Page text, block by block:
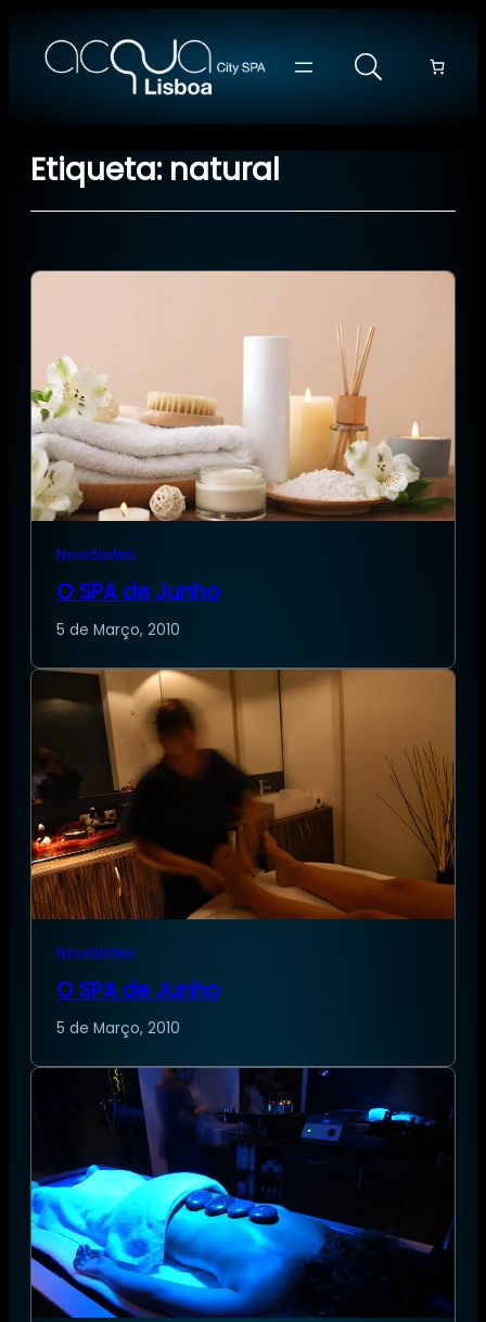
para
Etiqueta: natural
Novidades
O SPA de Junho
5 de Março, 2010
Novidades
O SPA de Junho
5 de Março, 2010